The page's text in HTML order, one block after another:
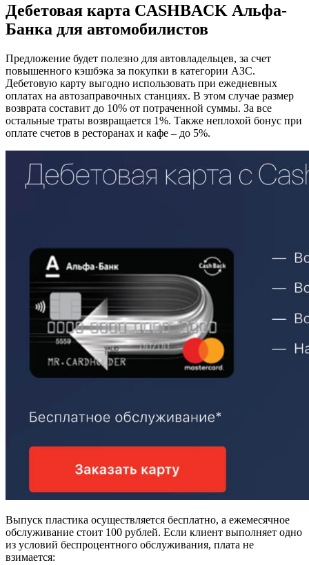
Дебетовая карта CASHBACK Альфа-
Банка для автомобилистов
Предложение будет полезно для автовладельцев, за счет
повышенного кэшбэка за покупки в категории АЗС.
Дебетовую карту выгодно использовать при ежедневных
оплатах на автозаправочных станциях. В этом случае размер
возврата составит до 10% от потраченной суммы. За все
остальные траты возвращается 1%. Также неплохой бонус при
оплате счетов в ресторанах и кафе – до 5%.
Выпуск пластика осуществляется бесплатно, а ежемесячное
обслуживание стоит 100 рублей. Если клиент выполняет одно
из условий беспроцентного обслуживания, плата не
взимается: